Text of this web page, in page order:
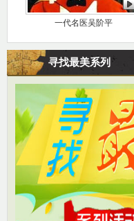
一代名医吴阶平
寻找最美系列